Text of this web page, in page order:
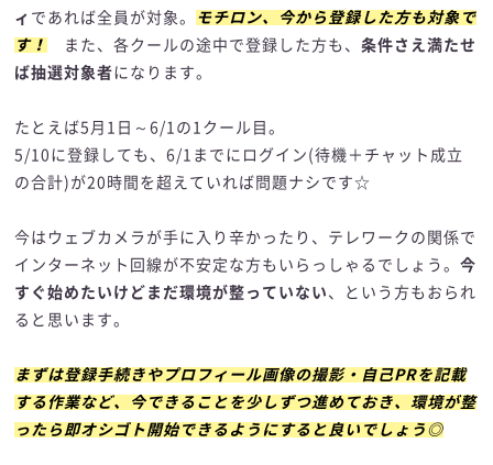
ィ であれば全員が対象。
モチロン、今から登録した方も対象で
す！
また、各クールの途中で登録した方も、条件さえ満たせ
ば抽選対象者になります。
たとえば5月1日～6/1の1クール目。
5/10に登録しても、6/1までにログイン(待機＋チャット成立
の合計)が20時間を超えていれば問題ナシです☆
今はウェブカメラが手に入り辛かったり、テレワークの関係で
インターネット回線が不安定な方もいらっしゃるでしょう。今
すぐ始めたいけどまだ環境が整っていない 、という方もおられ
ると思います。
まずは登録手続きやプロフィール画像の撮影・自己PRを記載
する作業など、今できることを少しずつ進めておき、環境が整
ったら即オシゴト開始できるようにすると良いでしょう◎